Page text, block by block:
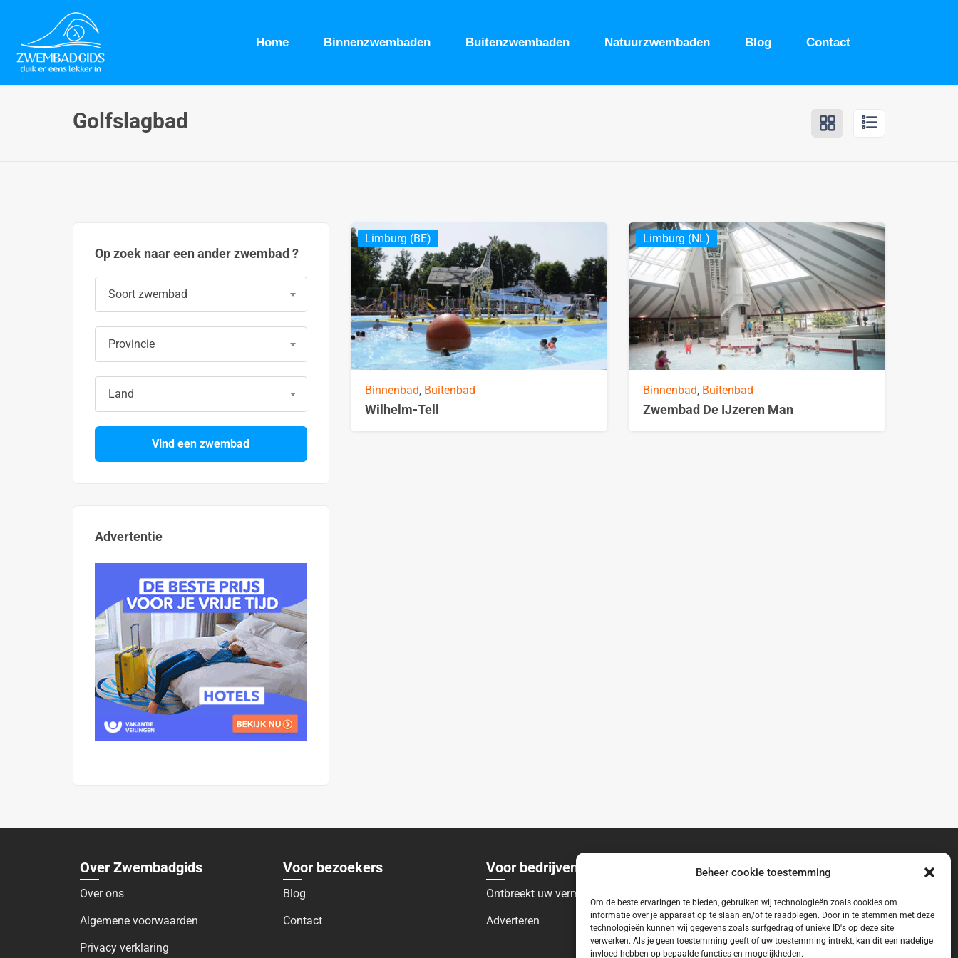
Beheer cookie toestemming
Om de beste ervaringen te bieden, gebruiken wij technologieën zoals cookies om
informatie over je apparaat op te slaan en/of te raadplegen. Door in te stemmen met deze
technologieën kunnen wij gegevens zoals surfgedrag of unieke ID's op deze site
verwerken. Als je geen toestemming geeft of uw toestemming intrekt, kan dit een nadelige
invloed hebben op bepaalde functies en mogelijkheden.
Home Binnenzwembaden Buitenzwembaden Natuurzwembaden Blog Contact
Golfslagbad
Op zoek naar een ander zwembad ?
Soort zwembad
Provincie
Land
Vind een zwembad
Advertentie
Limburg (BE)
Binnenbad, Buitenbad
Wilhelm-Tell
Limburg (NL)
Binnenbad, Buitenbad
Zwembad De IJzeren Man
Over Zwembadgids
Over ons
Algemene voorwaarden
Privacy verklaring
Voor bezoekers
Blog
Contact
Voor bedrijven
Ontbreekt uw vermelding?
Adverteren